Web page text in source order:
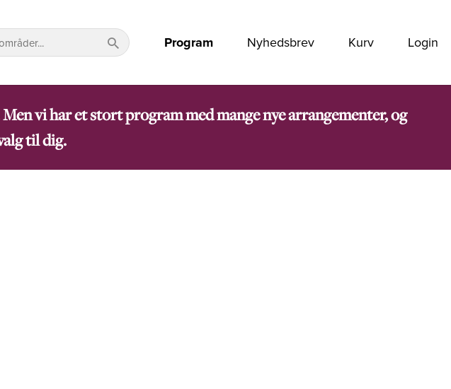
Program Nyhedsbrev Kurv Login
vi har et stort program med mange nye arrangementer, og
til dig.